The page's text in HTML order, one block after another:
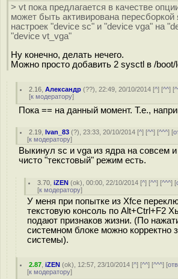
> vt пока предлагается в качестве
может быть активирована пересборкой
настроек "device sc" и "device vga" на
"device vt_vga"
Ну конечно, делать нечего.
Можно просто добавить 2 sysctl в /boot/
2.16 ,Александр (??), 22:49, 20/10/2014 [^] [^^] [
[к модератору]
Пока == на данный момент. Т.е.,
2.19 ,Ivan_83 (?), 23:33, 20/10/2014 [^] [^^] [^^^] [
[к модератору]
Выкинул sc и vga из ядра на совсем
чисто "текстовый" режим есть.
3.70 ,iZEN (ok), 00:00, 22/10/2014 [^] [^^] [^^^] [
[к модератору]
У меня при попытке из Xfce
текстовую консоль по Alt+Ctrl+F2
подают признаков жизни. (По
системном блоке можно корректно
системы).
2.87 ,iZEN (ok), 12:57, 23/10/2014 [^] [^^] [^^^] [
[к модератору]